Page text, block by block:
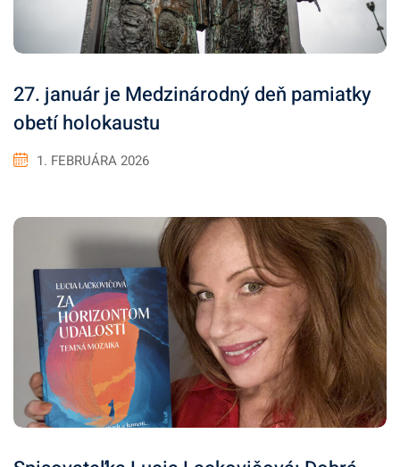
27. január je Medzinárodný deň pamiatky
obetí holokaustu
1. FEBRUÁRA 2026